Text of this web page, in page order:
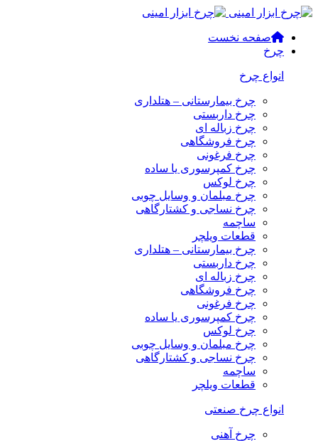
صفحه نخست
چرخ
انواع چرخ
چرخ بیمارستانی – هتلداری
چرخ داربستی
چرخ زباله ای
چرخ فروشگاهی
چرخ فرغونی
چرخ کمپرسوری یا ساده
چرخ لوکس
چرخ مبلمان و وسایل چوبی
چرخ نساجی و کشتارگاهی
ساچمه
قطعات ویلچر
چرخ بیمارستانی – هتلداری
چرخ داربستی
چرخ زباله ای
چرخ فروشگاهی
چرخ فرغونی
چرخ کمپرسوری یا ساده
چرخ لوکس
چرخ مبلمان و وسایل چوبی
چرخ نساجی و کشتارگاهی
ساچمه
قطعات ویلچر
انواع چرخ صنعتی
چرخ آهنی